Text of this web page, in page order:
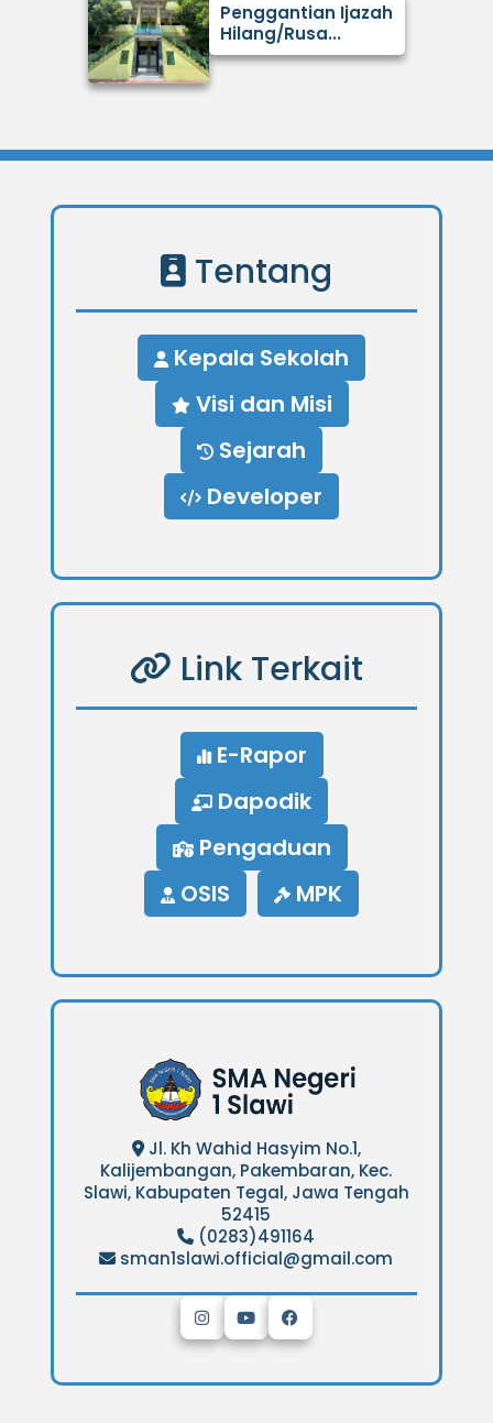
Penggantian Ijazah
Hilang/Rusa...
Tentang
Kepala Sekolah
Visi dan Misi
Sejarah
Developer
Link Terkait
E-Rapor
Dapodik
Pengaduan
OSIS
MPK
Jl. Kh Wahid Hasyim No.1,
Kalijembangan, Pakembaran, Kec.
Slawi, Kabupaten Tegal, Jawa Tengah
52415
(0283)491164
sman1slawi.official@gmail.com